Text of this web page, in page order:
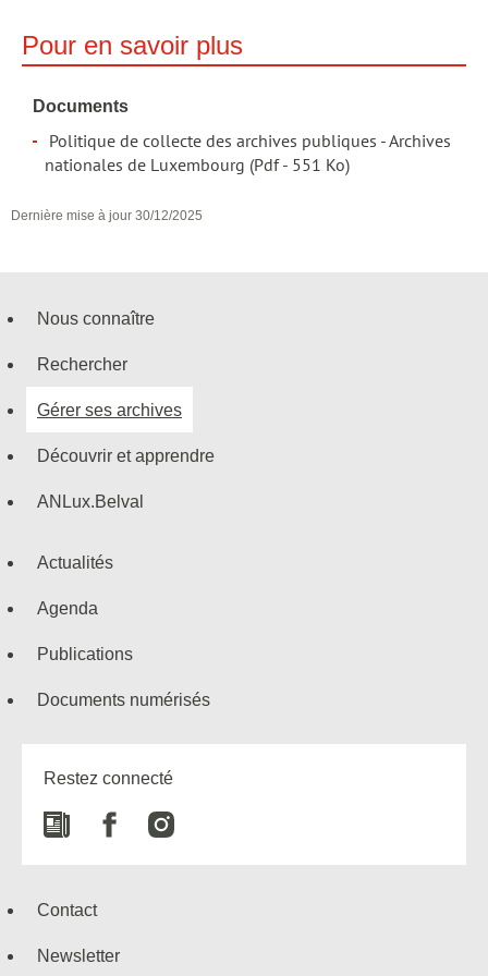
Pour en savoir plus
Documents
Politique de collecte des archives publiques - Archives
nationales de Luxembourg (Pdf - 551 Ko)
Dernière mise à jour 30/12/2025
Menu
de
navigation
Nous connaître
Rechercher
Gérer ses archives
Découvrir et apprendre
ANLux.Belval
Actualités
Agenda
Publications
Documents numérisés
Restez connecté
NewspaperFacebook
Contact
Newsletter